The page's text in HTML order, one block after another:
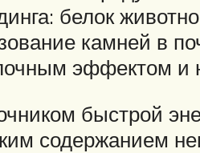
белок
камней в
эффектом и
быстрой
содержанием